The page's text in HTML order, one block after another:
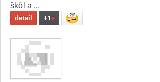
škôl a ...
detail +1e